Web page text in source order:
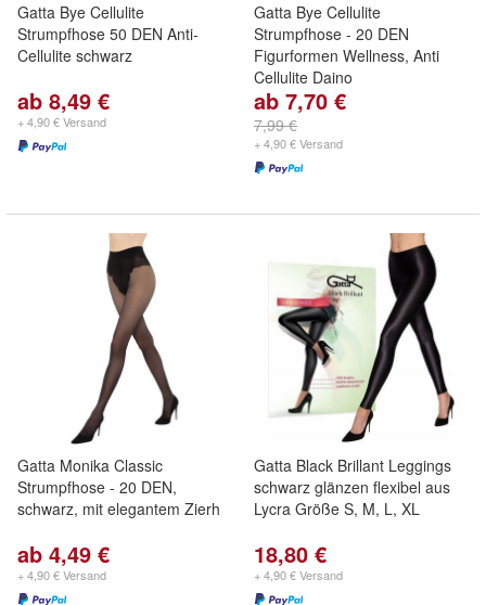
Gatta Bye Cellulite
Strumpfhose 50 DEN Anti-
Cellulite schwarz
ab 8,49 €
+ 4,90 € Versand
Gatta Bye Cellulite
Strumpfhose - 20 DEN
Figurformen Wellness, Anti
Cellulite Daino
ab 7,70 €
7,99 €
+ 4,90 € Versand
Gatta Monika Classic
Strumpfhose - 20 DEN,
schwarz, mit elegantem Zierh
ab 4,49 €
+ 4,90 € Versand
Gatta Black Brillant Leggings
schwarz glänzen flexibel aus
Lycra Größe S, M, L, XL
18,80 €
+ 4,90 € Versand